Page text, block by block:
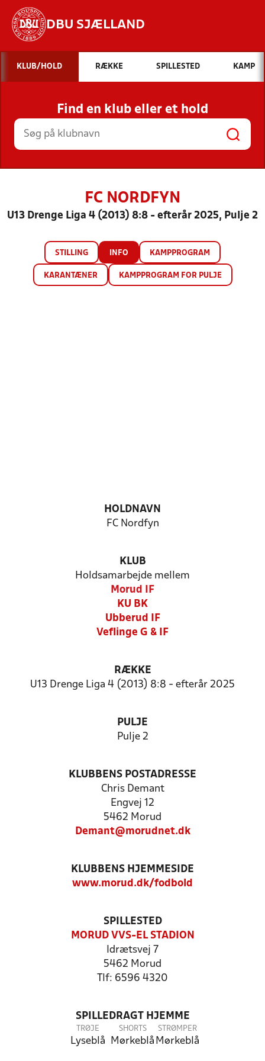
DBU SJÆLLAND
Hvad vil du søge efter?
INDHOLD OG NYHEDER
STILLINGER, RESULTATER, KLUBBER OG
HOLD
KLUB/HOLD RÆKKE SPILLESTED KAMP
Find en klub eller et hold
FC NORDFYN
U13 Drenge Liga 4 (2013) 8:8 - efterår 2025, Pulje 2
STILLING INFO KAMPPROGRAM
KARANTÆNER KAMPPROGRAM FOR PULJE
HOLDNAVN
FC Nordfyn
KLUB
Holdsamarbejde mellem
Morud IF
KU BK
Ubberud IF
Veflinge G & IF
RÆKKE
U13 Drenge Liga 4 (2013) 8:8 - efterår 2025
PULJE
Pulje 2
KLUBBENS POSTADRESSE
Chris Demant
Engvej 12
5462 Morud
Demant@morudnet.dk
KLUBBENS HJEMMESIDE
www.morud.dk/fodbold
SPILLESTED
MORUD VVS-EL STADION
Idrætsvej 7
5462 Morud
Tlf: 6596 4320
SPILLEDRAGT HJEMME
TRØJE
Lyseblå
SHORTS
Mørkeblå
STRØMPER
Mørkeblå